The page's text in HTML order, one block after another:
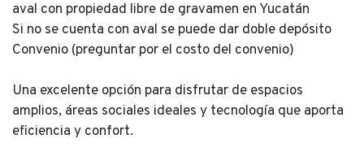
aval con propiedad libre de gravamen en Yucatán
Si no se cuenta con aval se puede dar doble depósito
Convenio (preguntar por el costo del convenio)
Una excelente opción para disfrutar de espacios
amplios, áreas sociales ideales y tecnología que aporta
eficiencia y confort.